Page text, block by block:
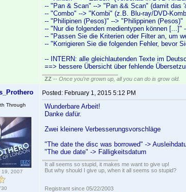
-- "Pan & Scan" --> "Pan && Scan" (damit das
-- "Combo" --> "Kombi" (z.B. Blu-ray/DVD-
-- "Philipinen (Pesos)" --> "Philippinen (Pesos)"
-- "Nur die folgenden medientypen können [...]"
-- "Passen Sie die Kriterien oder Filter an, um
-- "Korrigieren Sie die folgenden Fehler, bevor
-- INTERN: alle gleichlautenden Texte im
==> bessere Übersicht über fehlende
ZZ -- Once you're grown up, all you can do is grow old.
Through
19, 2007
Posted: February 1, 2015 5:12 PM
Wunderbare Arbeit!
Danke dafür.
Zwei kleinere Verbesserungsvorschläge
"The date the disc was borrowed" ->
"The due date" -> Fälligkeitsdatum
It all seems so stupid, it makes me want to give up!
But why should I give up, when it all seems so stupid?
Registrant since 05/22/2003